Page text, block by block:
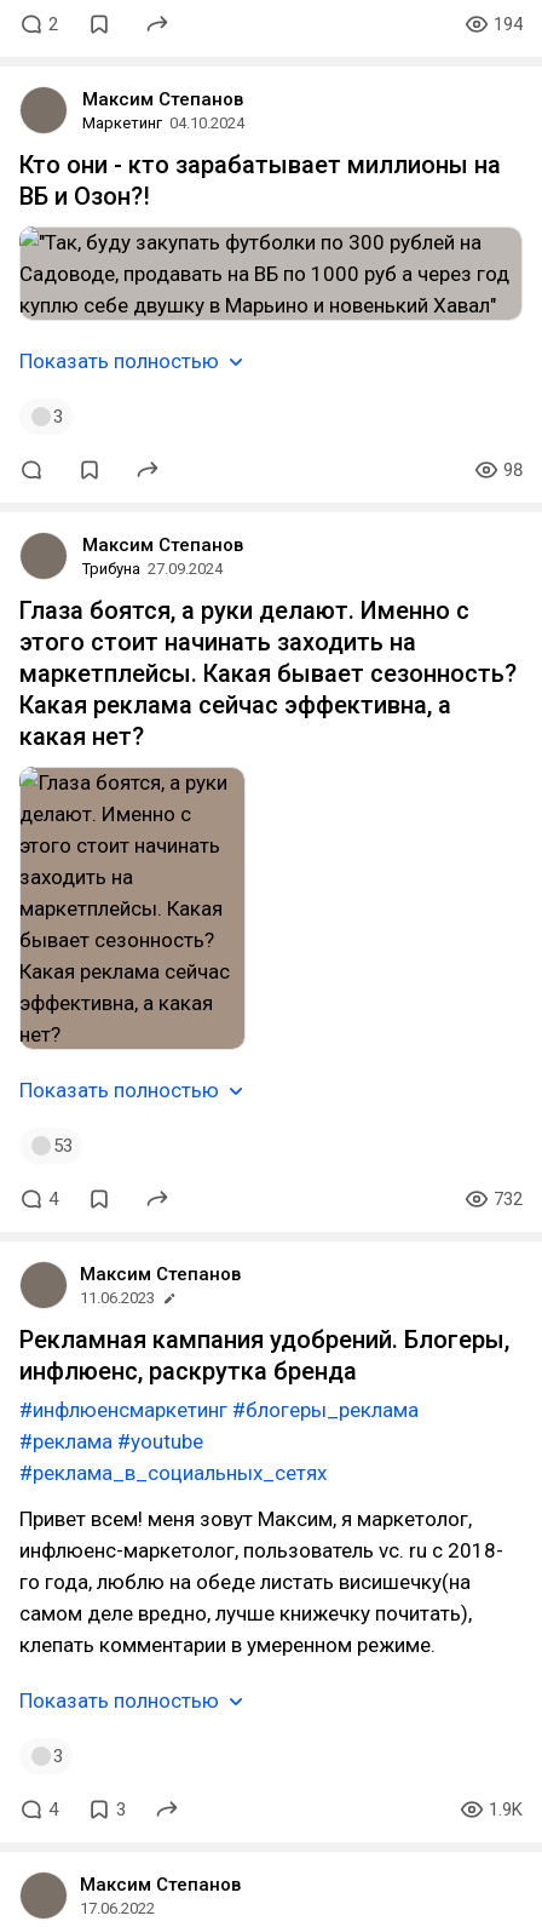
2 194
Максим Степанов
Маркетинг 04.10.2024
Кто они - кто зарабатывает миллионы на
ВБ и Озон?!
Показать полностью
3
98
Максим Степанов
Трибуна 27.09.2024
Глаза боятся, а руки делают. Именно с
этого стоит начинать заходить на
маркетплейсы. Какая бывает сезонность?
Какая реклама сейчас эффективна, а
какая нет?
Показать полностью
53
4 732
Максим Степанов
11.06.2023
Рекламная кампания удобрений. Блогеры,
инфлюенс, раскрутка бренда
#инфлюенсмаркетинг #блогеры_реклама
#реклама #youtube
#реклама_в_социальных_сетях
Привет всем! меня зовут Максим, я маркетолог,
инфлюенс-маркетолог, пользователь vc. ru с 2018-
го года, люблю на обеде листать висишечку(на
самом деле вредно, лучше книжечку почитать),
клепать комментарии в умеренном режиме.
Показать полностью
3
4 3 1.9K
Максим Степанов
17.06.2022